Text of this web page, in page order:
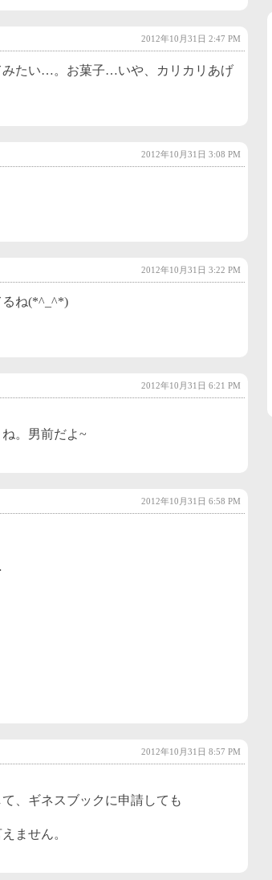
2012年10月31日 2:47 PM
みたい…。お菓子…いや、カリカリあげ
2012年10月31日 3:08 PM
2012年10月31日 3:22 PM
るね(*^_^*)
2012年10月31日 6:21 PM
。男前だよ~
2012年10月31日 6:58 PM
2012年10月31日 8:57 PM
、ギネスブックに申請しても
ません。